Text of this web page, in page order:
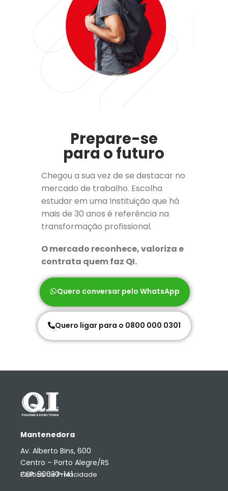
Prepare-se
para o futuro
Chegou a sua vez de se destacar no
mercado de trabalho. Escolha
estudar em uma Instituição que há
mais de 30 anos é referência na
transformação profissional.
O mercado reconhece, valoriza e
contrata quem faz QI.
Quero conversar pelo WhatsApp
Quero ligar para o 0800 000 0301
Mantenedora
Av. Alberto Bins, 600
Centro – Porto Alegre/RS
CEP: 90030-141
Política de Privacidade